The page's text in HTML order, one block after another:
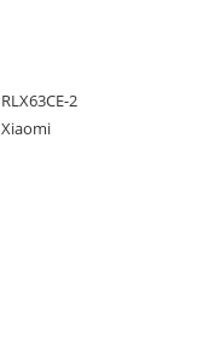
RLX63CE-2
Xiaomi